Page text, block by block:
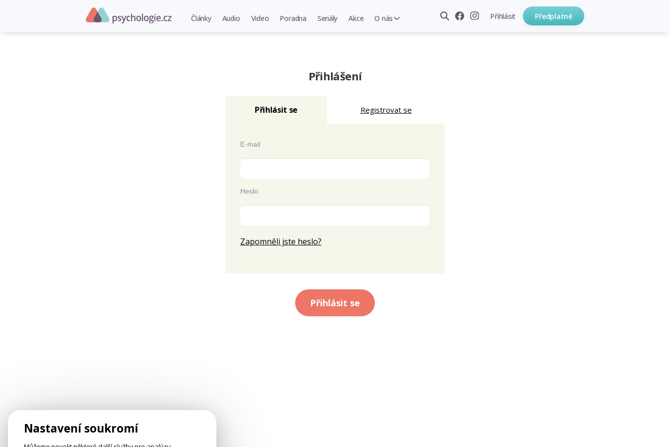
Články Audio Video Poradna Seriály Akce O nás Přihlásit Předplatné
Přihlášení
Přihlásit se Registrovat se
E-mail
Heslo
Zapomněli jste heslo?
Přihlásit se
Nastavení soukromí